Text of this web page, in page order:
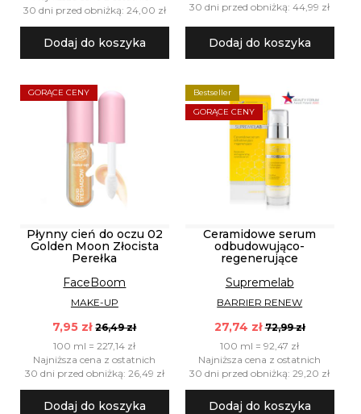
30 dni przed obniżką: 24,00 zł
Dodaj do koszyka
30 dni przed obniżką: 44,99 zł
Dodaj do koszyka
GORĄCE CENY
Płynny cień do oczu 02
Golden Moon Złocista
Perełka
FaceBoom
MAKE-UP
7,95 zł 26,49 zł
100 ml = 227,14 zł
Najniższa cena z ostatnich
30 dni przed obniżką: 26,49 zł
Dodaj do koszyka
Bestseller
GORĄCE CENY
Ceramidowe serum
odbudowująco-
regenerujące
Supremelab
BARRIER RENEW
27,74 zł 72,99 zł
100 ml = 92,47 zł
Najniższa cena z ostatnich
30 dni przed obniżką: 29,20 zł
Dodaj do koszyka